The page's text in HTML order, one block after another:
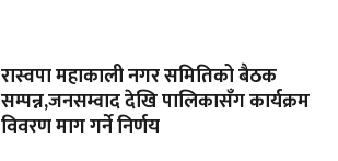
रास्वपा महाकाली नगर समितिको बैठक
सम्पन्न,जनसम्वाद देखि पालिकासँग कार्यक्रम
विवरण माग गर्ने निर्णय